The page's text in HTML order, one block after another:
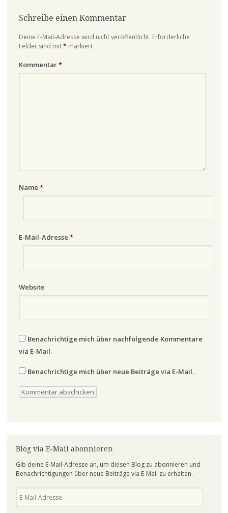
Schreibe einen Kommentar
Deine E-Mail-Adresse wird nicht veröffentlicht. Erforderliche
Felder sind mit* markiert
Kommentar*
Name *
E-Mail-Adresse *
Website
Benachrichtige mich über nachfolgende Kommentare
via E-Mail.
Benachrichtige mich über neue Beiträge via E-Mail.
Blog via E-Mail abonnieren
Gib deine E-Mail-Adresse an, um diesen Blog zu abonnieren und
Benachrichtigungen über neue Beiträge via E-Mail zu erhalten.
Mail-